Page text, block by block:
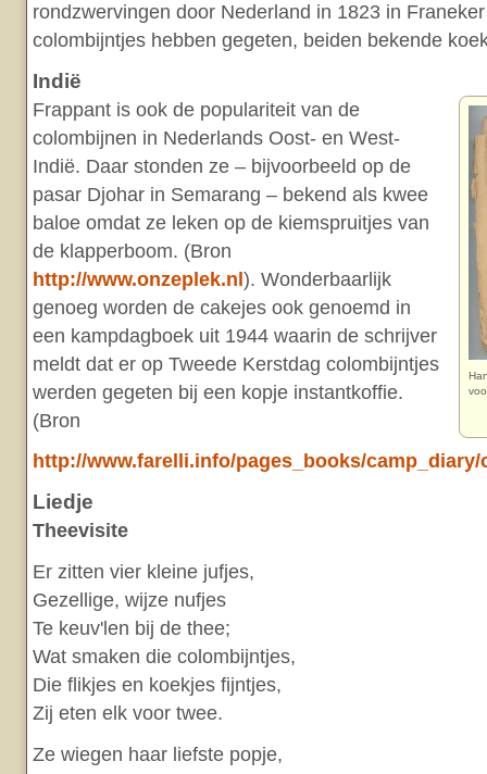
rondzwervingen door Nederland in 1823 in
colombijntjes hebben gegeten, beiden bekende
Indië
Frappant is ook de populariteit van de
colombijnen in Nederlands Oost- en West-
Indië. Daar stonden ze – bijvoorbeeld op de
pasar Djohar in Semarang – bekend als kwee
baloe omdat ze leken op de kiemspruitjes van
de klapperboom. (Bron
http://www.onzeplek.nl ). Wonderbaarlijk
genoeg worden de cakejes ook genoemd in
een kampdagboek uit 1944 waarin de schrijver
meldt dat er op Tweede Kerstdag colombijntjes
werden gegeten bij een kopje instantkoffie.
(Bron
http://www.farelli.info/pages_books/camp_diary/
Liedje
Theevisite
Er zitten vier kleine jufjes,
Gezellige, wijze nufjes
Te keuv'len bij de thee;
Wat smaken die colombijntjes,
Die flikjes en koekjes fijntjes,
Zij eten elk voor twee.
Ze wiegen haar liefste popje,